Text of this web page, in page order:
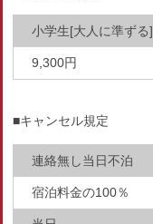
小学生[大人に準ずる]
9,300円
■キャンセル規定
連絡無し当日不泊
宿泊料金の100％